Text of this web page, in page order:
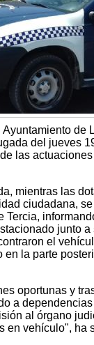
de
del jueves
las
mientras las
ciudadana,
junto
el
la parte
oportunas y
a
al órgano
en vehículo", ha